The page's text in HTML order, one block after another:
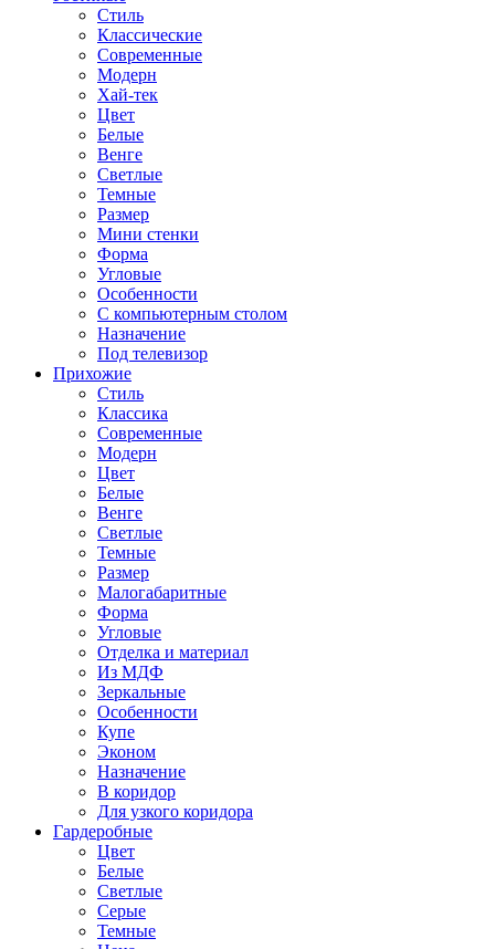
Стиль
Классические
Современные
Модерн
Хай-тек
Цвет
Белые
Венге
Светлые
Темные
Размер
Мини стенки
Форма
Угловые
Особенности
С компьютерным столом
Назначение
Под телевизор
Прихожие
Стиль
Классика
Современные
Модерн
Цвет
Белые
Венге
Светлые
Темные
Размер
Малогабаритные
Форма
Угловые
Отделка и материал
Из МДФ
Зеркальные
Особенности
Купе
Эконом
Назначение
В коридор
Для узкого коридора
Гардеробные
Цвет
Белые
Светлые
Серые
Темные